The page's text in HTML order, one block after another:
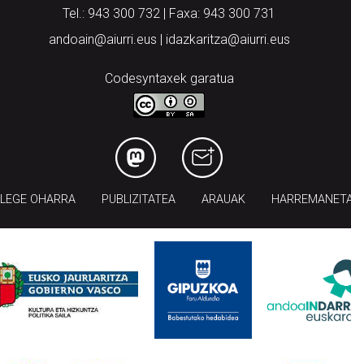
Tel.: 943 300 732 | Faxa: 943 300 731
andoain@aiurri.eus | idazkaritza@aiurri.eus
Codesyntaxek garatua
LEGE OHARRA PUBLIZITATEA ARAUAK